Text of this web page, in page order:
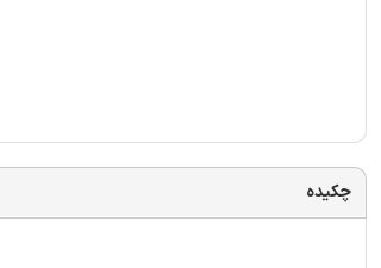
چکیده